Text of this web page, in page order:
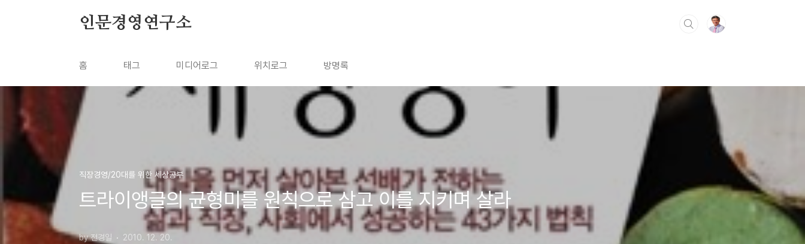
인문경영연구소
홈 태그 미디어로그 위치로그 방명록
직장경영/20대를 위한 세상공부
트라이앵글의 균형미를 원칙으로 삼고 이를 지키며 살라
by 전경일 2010. 12. 20.